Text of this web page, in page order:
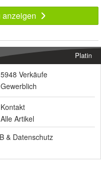
Platin
5948 Verkäufe
Gewerblich
Kontakt
Alle Artikel
& Datenschutz